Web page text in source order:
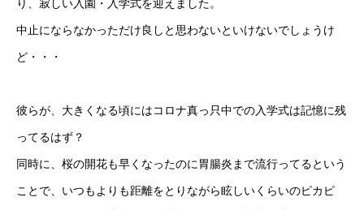
り、寂しい入園・入学式を迎えました。
中止にならなかっただけ良しと思わないといけないでしょうけ
ど・・・
彼らが、大きくなる頃にはコロナ真っ只中での入学式は記憶に残
ってるはず？
同時に、桜の開花も早くなったのに胃腸炎まで流行ってるという
ことで、いつもよりも距離をとりながら眩しいくらいのピカピ